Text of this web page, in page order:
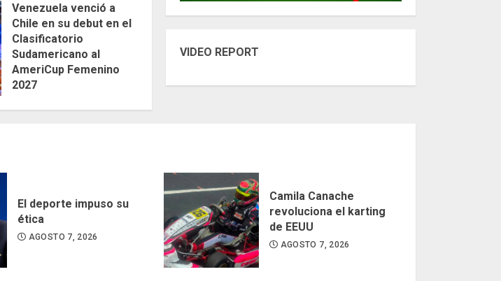
Venezuela venció a
Chile en su debut en el
Clasificatorio
Sudamericano al
AmeriCup Femenino
2027
VIDEO REPORT
El deporte impuso su
ética
AGOSTO 7, 2026
Camila Canache
revoluciona el karting
de EEUU
AGOSTO 7, 2026